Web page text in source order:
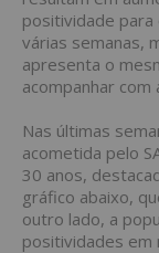
positividade para
várias semanas,
apresenta o
acompanhar
Nas últimas
acometida pelo
30 anos,
gráfico abaixo,
outro lado, a
positividades em